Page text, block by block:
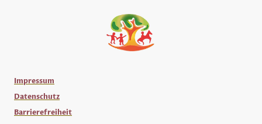
Impressum
Datenschutz
Barrierefreiheit